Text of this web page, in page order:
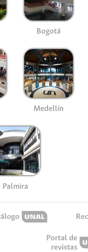
Bogotá
Medellín
Palmira
Portal de
revistas